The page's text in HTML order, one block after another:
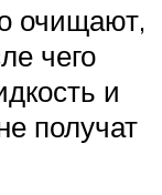
очищают,
чего
и
получат